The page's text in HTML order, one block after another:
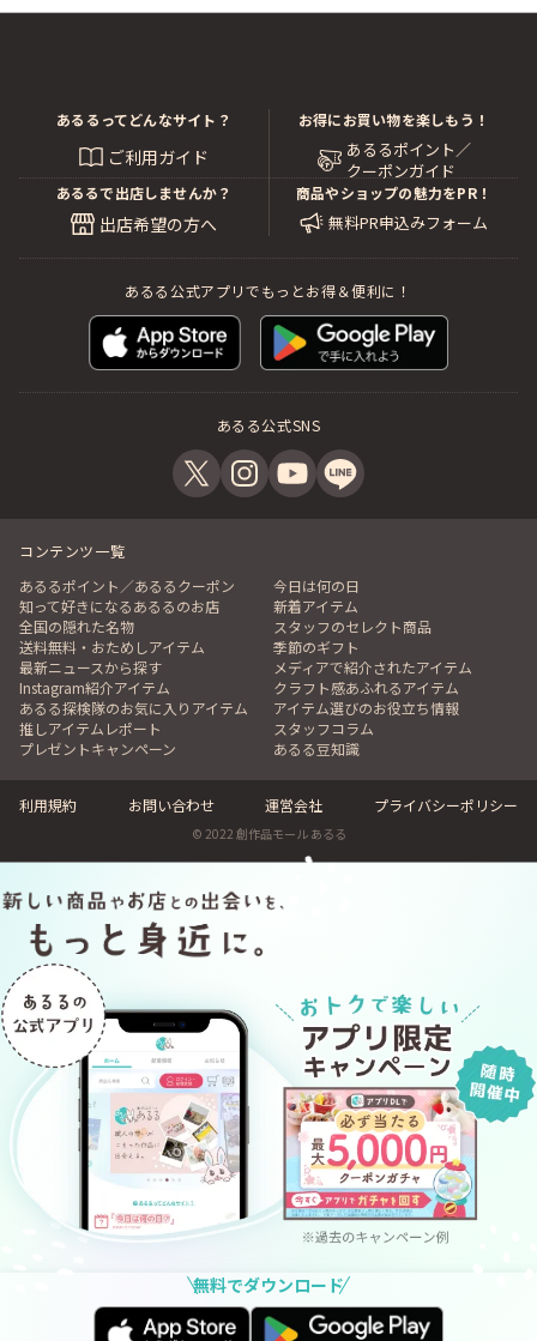
あるるってどんなサイト？
ご利用ガイド
お得にお買い物を楽しもう！
あるるポイント／
クーポンガイド
あるるで出店しませんか？
出店希望の方へ
商品やショップの魅力をPR！
無料PR申込みフォーム
あるる公式アプリでもっとお得＆便利に！
あるる公式SNS
コンテンツ一覧
あるるポイント／あるるクーポン
今日は何の日
知って好きになるあるるのお店
新着アイテム
全国の隠れた名物
スタッフのセレクト商品
送料無料・おためしアイテム
季節のギフト
最新ニュースから探す
メディアで紹介されたアイテム
Instagram紹介アイテム
クラフト感あふれるアイテム
あるる探検隊のお気に入りアイテム
アイテム選びのお役立ち情報
推しアイテムレポート
スタッフコラム
プレゼントキャンペーン
あるる豆知識
利用規約 お問い合わせ 運営会社 プライバシーポリシー
© 2022 創作品モール あるる
無料でダウンロード